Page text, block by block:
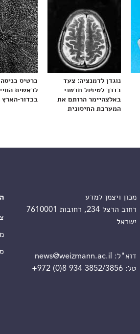
נוגדן לדמנציה: צעד
בדרך לטיפול חדשני
באלצהיימר הרותם את
המערכת החיסונית
כרטיס
לראשית
בכדור-הארץ
מכון ויצמן למדע
רחוב הרצל 234, רחובות 7610001
ישראל
דוא"ל:
news@weizmann.ac.il
טל:+972 (0)8 934 3852/3856